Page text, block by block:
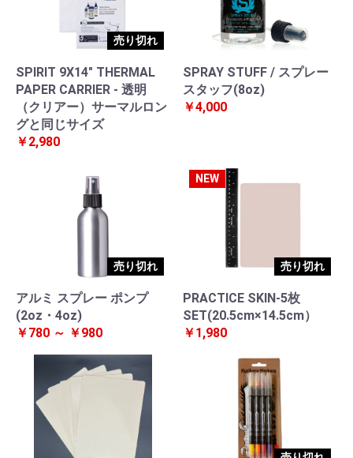
売り切れ
SPIRIT 9X14" THERMAL
PAPER CARRIER - 透明
（クリアー）サーマルロン
グと同じサイズ
￥2,980
SPRAY STUFF / スプレー
スタッフ(8oz)
￥4,000
売り切れ
アルミ スプレー ポンプ
(2oz・4oz)
￥780 ～ ￥980
NEW
売り切れ
PRACTICE SKIN-5枚
SET(20.5cm×14.5cm）
￥1,980